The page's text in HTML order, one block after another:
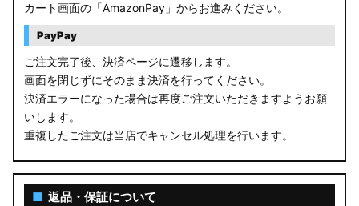
カート画面の「AmazonPay」からお進みください。
PayPay
ご注文完了後、決済ページに遷移します。
画面を閉じずにそのまま決済を行ってください。
決済エラーになった場合は再度ご注文いただきますようお願
いします。
重複したご注文は当店でキャンセル処理を行います。
■ 返品・保証について